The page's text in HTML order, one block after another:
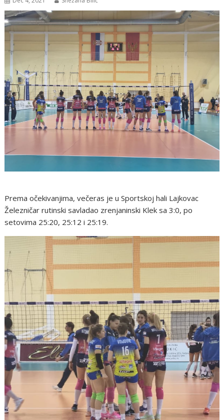
Prema očekivanjima, večeras je u Sportskoj hali Lajkovac
Železničar rutinski savladao zrenjaninski Klek sa 3:0, po
setovima 25:20, 25:12 i 25:19.